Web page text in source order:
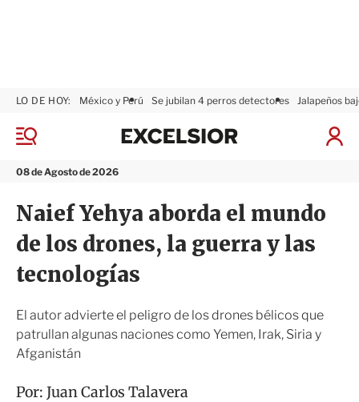
M
n
08 de Agosto de 2026
LO DE HOY: México y Perú Se jubilan 4 perros detectores Jalapeños
I
x
s
i
r
Naief Yehya aborda el mundo
de los drones, la guerra y las
tecnologías
El autor advierte el peligro de los drones bélicos que
patrullan algunas naciones como Yemen, Irak, Siria y
Afganistán
Por: Juan Carlos Talavera